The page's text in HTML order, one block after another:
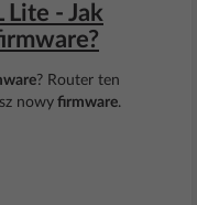
Lite - Jak
? Router ten
nowy firmware.